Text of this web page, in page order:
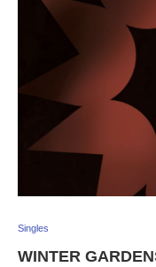
Singles
WINTER